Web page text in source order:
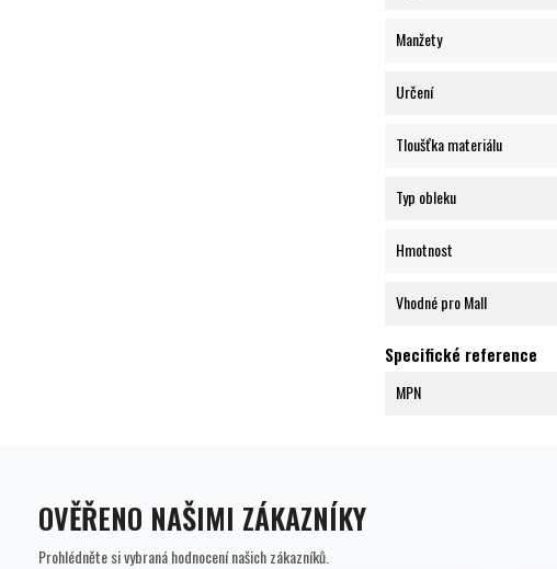
Manžety
Určení
Tloušťka materiálu
Typ obleku
Hmotnost
Vhodné pro Mall
Specifické reference
MPN
OVĚŘENO NAŠIMI ZÁKAZNÍKY
Prohlédněte si vybraná hodnocení našich zákazníků.